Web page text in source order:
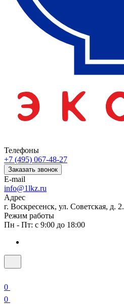
Телефоны
+7 (495) 067-48-27
Заказать звонок
E-mail
info@1lkz.ru
Адрес
г. Воскресенск, ул. Советская, д. 2.
Режим работы
Пн - Пт: с 9:00 до 18:00
0
0